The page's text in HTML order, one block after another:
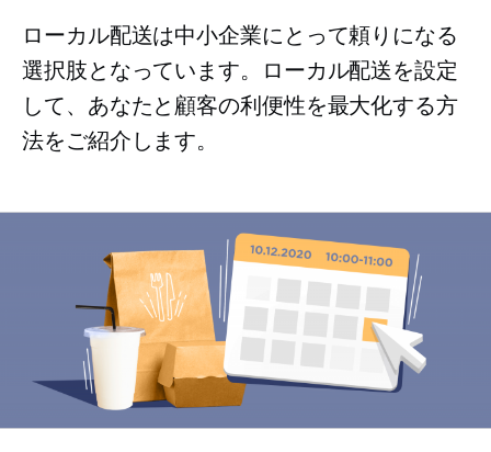
ローカル配送は中小企業にとって頼りになる
選択肢となっています。ローカル配送を設定
して、あなたと顧客の利便性を最大化する方
法をご紹介します。